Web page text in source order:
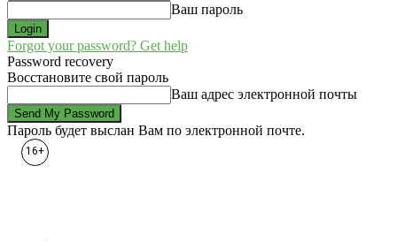
Ваш пароль
Forgot your password? Get help
Password recovery
Восстановите свой пароль
Ваш адрес электронной почты
Пароль будет выслан Вам по электронной почте.
16+